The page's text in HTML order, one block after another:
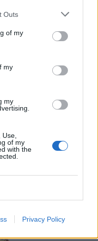
Outs
of my
my
my
of my
with the
Privacy Policy
Sveitsi-peliin –
tekee paluun
Suomen 2.
15:10 – näin katsot